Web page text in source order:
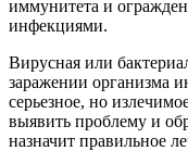
иммунитета и
инфекциями.
Вирусная или
заражении организма
серьезное, но
выявить проблему и
назначит правильное